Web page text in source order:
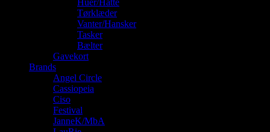
Huer/Hatte
Tørklæder
Vanter/Hansker
Tasker
Bælter
Gavekort
Brands
Angel Circle
Cassiopeia
Ciso
Festival
JanneK/MbA